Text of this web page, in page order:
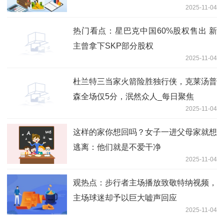
2025-11-04
热门看点：星巴克中国60%股权售出 新
主曾拿下SKP部分股权
2025-11-04
杜兰特三当家火箭险胜独行侠，克莱汤普
森全场仅5分，泯然众人_每日聚焦
2025-11-04
这样的家你想回吗？女子一进父母家就想
逃离：他们就是不爱干净
2025-11-04
观热点：步行者主场播放致敬特纳视频，
主场球迷却予以巨大嘘声回应
2025-11-04